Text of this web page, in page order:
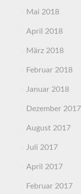
Mai 2018
April 2018
März 2018
Februar 2018
Januar 2018
Dezember 2017
August 2017
Juli 2017
April 2017
Februar 2017